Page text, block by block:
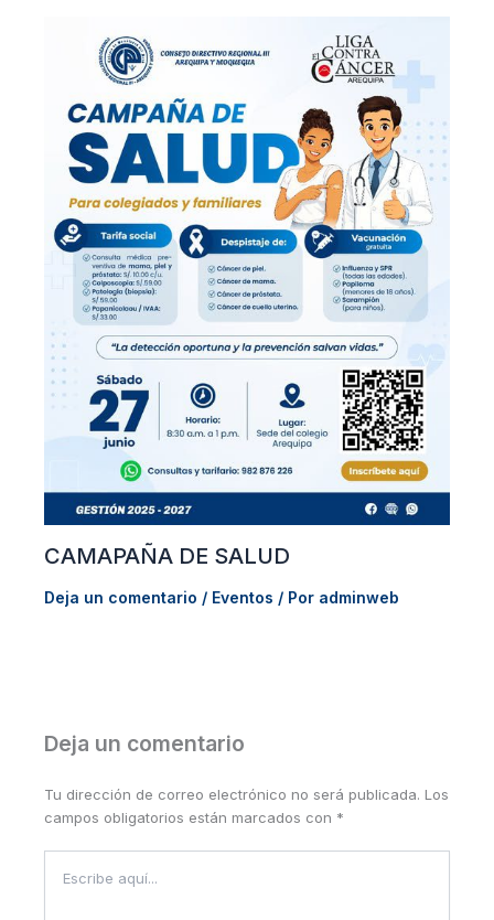
CAMAPAÑA DE SALUD
Deja un comentario / Eventos / Por adminweb
Deja un comentario
Tu dirección de correo electrónico no será publicada. Los
campos obligatorios están marcados con *
aquí...